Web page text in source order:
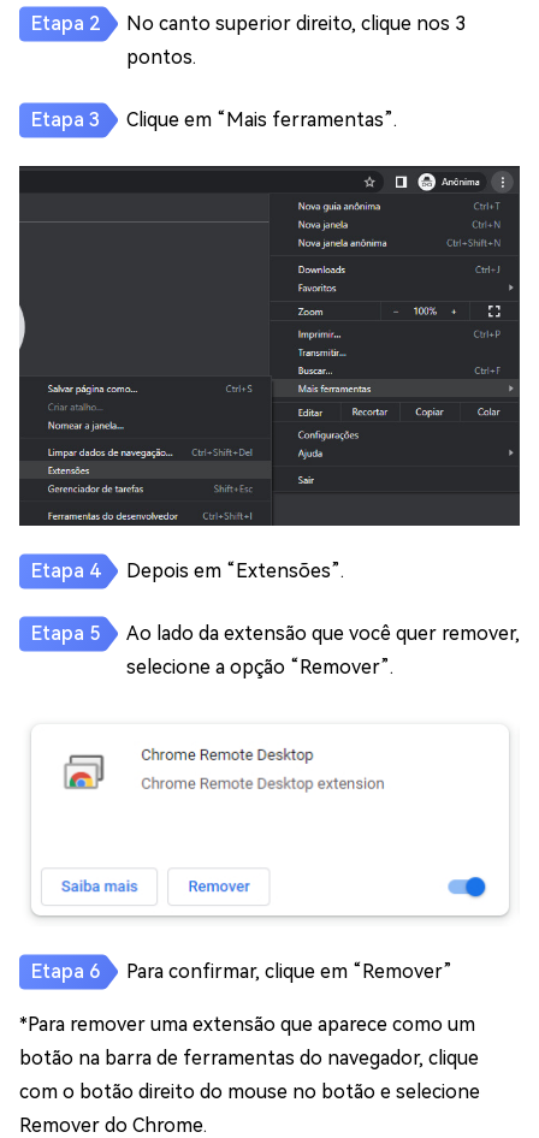
No canto superior direito, clique nos 3
pontos.
Clique em “Mais ferramentas”.
Depois em “Extensões”.
Ao lado da extensão que você quer remover,
selecione a opção “Remover”.
Para confirmar, clique em “Remover”
*Para remover uma extensão que aparece como um
botão na barra de ferramentas do navegador, clique
com o botão direito do mouse no botão e selecione
Remover do Chrome.